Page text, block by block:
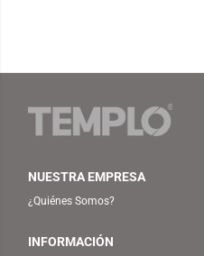
NUESTRA EMPRESA
¿Quiénes Somos?
INFORMACIÓN